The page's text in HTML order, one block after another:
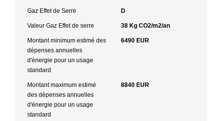
Gaz Effet de Serre D
Valeur Gaz Effet de serre 38 Kg CO2/m2/an
Montant minimum estimé des
dépenses annuelles
d'énergie pour un usage
standard
6490 EUR
Montant maximum estimé
des dépenses annuelles
d'énergie pour un usage
standard
8840 EUR